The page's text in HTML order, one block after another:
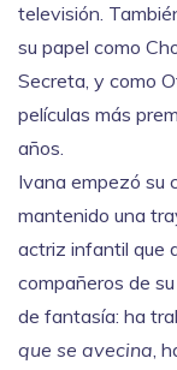
televisión.
su papel como
Secreta, y como
películas más
años.
Ivana empezó su
mantenido una
actriz infantil que
compañeros de
de fantasía: ha
que se avecina,